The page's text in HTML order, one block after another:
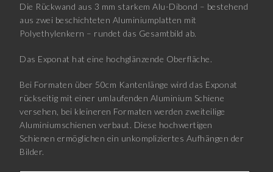
Die Rückwand aus 3 mm starkem Alu-Dibond – bestehend
aus zwei beschichteten Aluminiumplatten mit
Polyethylenkern – rundet das Gesamtbild ab.
Das Exponat hat eine hochglänzende Oberfläche.
Bei Formaten über 50cm Kantenlänge wird das Exponat
rückseitig mit einer umlaufenden Aluminium Schiene
versehen, bei kleineren Formaten werden zweiteilige
Aluminiumschienen verbaut. Diese hochwertigen
Schienen ermöglichen ein unkompliziertes Aufhängen der
Bilder.